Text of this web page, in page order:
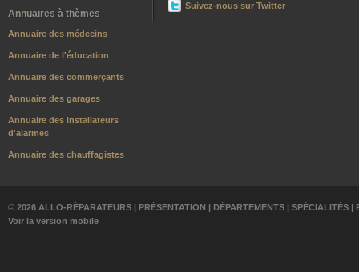
Annuaires à thèmes
Annuaire des médecins
Annuaire de l'éducation
Annuaire des commerçants
Annuaire des garages
Annuaire des installateurs
d'alarmes
Annuaire des chauffagistes
Suivez-nous sur Twitter
© 2026 ALLO-RÉPARATEURS | PRÉSENTATION | DÉPARTEMENTS | SPÉCIALITÉS |
Voir la version mobile